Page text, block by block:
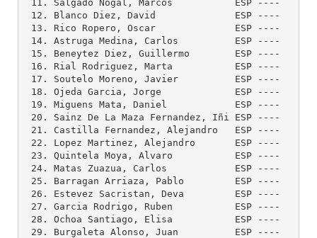
11. Salgado Nogal, Marcos           ESP ----
12. Blanco Diez, David              ESP ----
13. Rico Ropero, Oscar              ESP ----
14. Astruga Medina, Carlos          ESP ----
15. Beneytez Diez, Guillermo        ESP ----
16. Rial Rodriguez, Marta           ESP ----
17. Soutelo Moreno, Javier          ESP ----
18. Ojeda Garcia, Jorge             ESP ----
19. Miguens Mata, Daniel            ESP ----
20. Sainz De La Maza Fernandez, Iñi ESP ----
21. Castilla Fernandez, Alejandro   ESP ----
22. Lopez Martinez, Alejandro       ESP ----
23. Quintela Moya, Alvaro           ESP ----
24. Matas Zuazua, Carlos            ESP ----
25. Barragan Arriaza, Pablo         ESP ----
26. Estevez Sacristan, Deva         ESP ----
27. Garcia Rodrigo, Ruben           ESP ----
28. Ochoa Santiago, Elisa           ESP ----
29. Burgaleta Alonso, Juan          ESP ----